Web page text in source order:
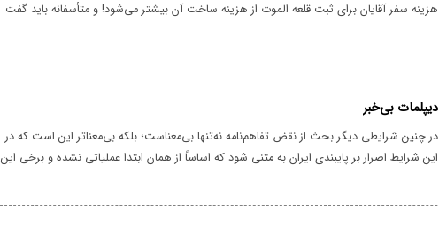
هزینه سفر آقایان برای ثبت قلعه الموت از هزینه ساخت آن بیشتر می‌شود! و متأسفانه باید گفت
دیپلمات بی‌خبر
در چنین شرایطی دیگر بحث از نقض تفاهم‌نامه نه‌تنها بی‌معناست؛ بلکه بی‌معناتر این است که در
این شرایط اصرار بر پایبندی ایران به متنی شود که اساساً از همان ابتدا عملیاتی نشده و برخی این